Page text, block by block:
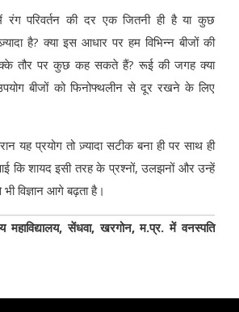
रंग परिवर्तन की दर एक जितनी ही है या कुछ
है? क्या इस आधार पर हम विभिन्न बीजों की
तौर पर कुछ कह सकते हैं? रूई की जगह क्या
बीजों को फिनोफ्थलीन से दूर रखने के लिए
यह प्रयोग तो ज़्यादा सटीक बना ही पर साथ ही
शायद इसी तरह के प्रश्नों, उलझनों और उन्हें
विज्ञान आगे बढ़ता है।
महाविद्यालय, सेंधवा, खरगोन, म.प्र. में वनस्पति